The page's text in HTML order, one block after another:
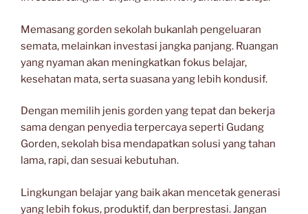
Memasang gorden sekolah bukanlah pengeluaran
semata, melainkan investasi jangka panjang. Ruangan
yang nyaman akan meningkatkan fokus belajar,
kesehatan mata, serta suasana yang lebih kondusif.
Dengan memilih jenis gorden yang tepat dan bekerja
sama dengan penyedia terpercaya seperti Gudang
Gorden, sekolah bisa mendapatkan solusi yang tahan
lama, rapi, dan sesuai kebutuhan.
Lingkungan belajar yang baik akan mencetak generasi
yang lebih fokus, produktif, dan berprestasi. Jangan